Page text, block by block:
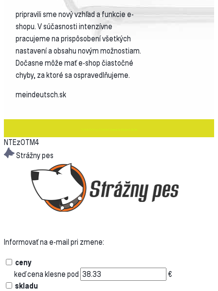
pripravili sme nový vzhľad a funkcie e-
shopu. V súčasnosti intenzívne
pracujeme na prispôsobení všetkých
nastavení a obsahu novým možnostiam.
Dočasne môže mať e-shop čiastočné
chyby, za ktoré sa ospravedlňujeme.
meindeutsch.sk
NTEzOTM4
Strážny pes
Informovať na e-mail pri zmene:
ceny
keď cena klesne pod
€
skladu